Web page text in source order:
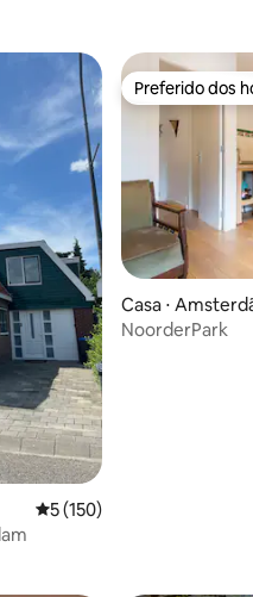
5 de uma avaliação média
5 (150)
Preferido dos
Preferido dos
Casa ⋅
NoorderPark